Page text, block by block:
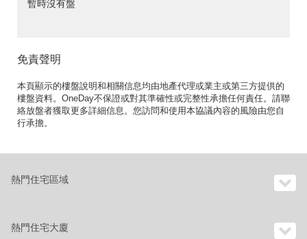
暫時沒有盤
免責聲明
本頁顯示的樓盤說明和相關信息均由地產代理或業主或第三方提供的
樓盤資料。OneDay不保證或對其準確性或完整性承擔任何責任。請聯
絡放盤者獲取更多詳細信息。您訪問和使用本協議內容的風險由您自
行承擔。
熱門住宅區域
熱門住宅大廈